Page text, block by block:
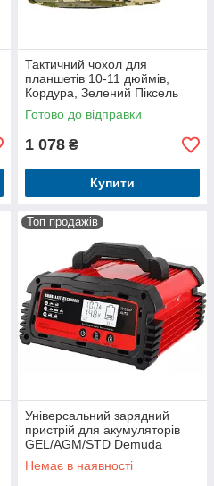
Тактичний чохол для
планшетів 10-11 дюймів,
Кордура, Зелений Піксель
Готово до відправки
1 078 ₴
Купити
Топ продажів
Універсальний зарядний
пристрій для акумуляторів
GEL/AGM/STD Demuda
DC200Plus 12V/24V 20А/10А
Немає в наявності